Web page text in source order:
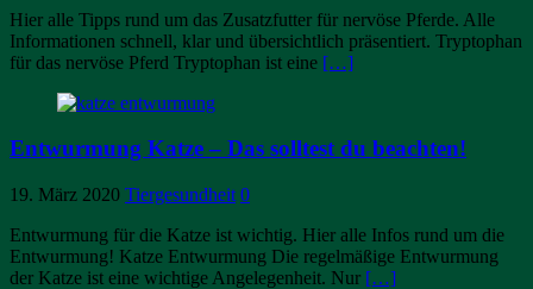
Hier alle Tipps rund um das Zusatzfutter für nervöse Pferde. Alle
Informationen schnell, klar und übersichtlich präsentiert. Tryptophan
für das nervöse Pferd Tryptophan ist eine […]
Entwurmung Katze – Das solltest du beachten!
19. März 2020 Tiergesundheit 0
Entwurmung für die Katze ist wichtig. Hier alle Infos rund um die
Entwurmung! Katze Entwurmung Die regelmäßige Entwurmung
der Katze ist eine wichtige Angelegenheit. Nur […]